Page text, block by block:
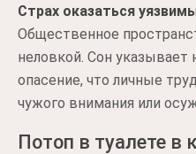
Страх оказаться
Общественное
неловкой. Сон указывает
опасение, что личные
чужого внимания или
Потоп в туалете в